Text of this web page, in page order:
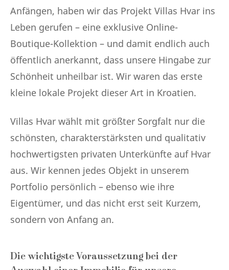
Anfängen, haben wir das Projekt Villas Hvar ins
Leben gerufen – eine exklusive Online-
Boutique-Kollektion – und damit endlich auch
öffentlich anerkannt, dass unsere Hingabe zur
Schönheit unheilbar ist. Wir waren das erste
kleine lokale Projekt dieser Art in Kroatien.
Villas Hvar wählt mit größter Sorgfalt nur die
schönsten, charakterstärksten und qualitativ
hochwertigsten privaten Unterkünfte auf Hvar
aus. Wir kennen jedes Objekt in unserem
Portfolio persönlich – ebenso wie ihre
Eigentümer, und das nicht erst seit Kurzem,
sondern von Anfang an.
Die wichtigste Voraussetzung bei der